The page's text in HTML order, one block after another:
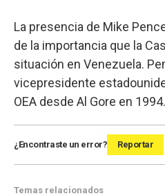
La presencia de Mike
de la importancia que la
situación en Venezuela.
vicepresidente
OEA desde Al Gore en 1994.
¿Encontraste un error? Reportar
Temas relacionados